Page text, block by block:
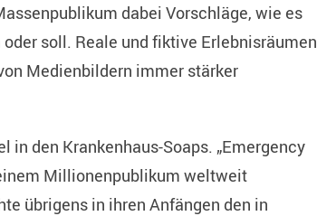
dabei Vorschläge, wie es
soll. Reale und fiktive Erlebnisräumen
Medienbildern immer stärker
in den Krankenhaus-Soaps. „Emergency
Millionenpublikum weltweit
übrigens in ihren Anfängen den in